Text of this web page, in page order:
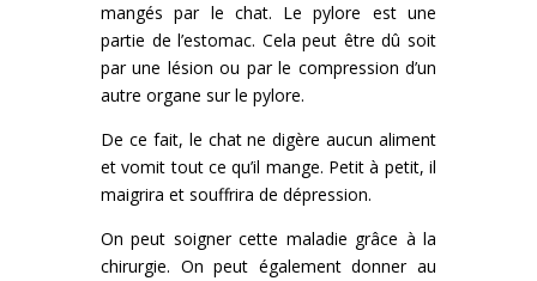
mangés par le chat. Le pylore est une
partie de l’estomac. Cela peut être dû soit
par une lésion ou par le compression d’un
autre organe sur le pylore.
De ce fait, le chat ne digère aucun aliment
et vomit tout ce qu’il mange. Petit à petit, il
maigrira et souffrira de dépression.
On peut soigner cette maladie grâce à la
chirurgie. On peut également donner au